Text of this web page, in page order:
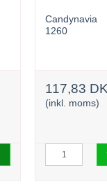
Candynavia
1260
117,83
(inkl. moms)